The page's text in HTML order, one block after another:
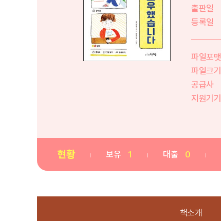
출판일
등록일
파일포맷
파일크기
공급사
지원기기
현황 보유 1 대출 0
책소개